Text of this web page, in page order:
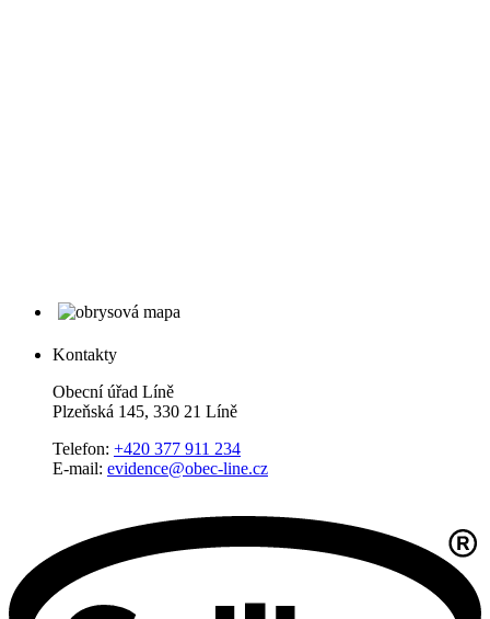
Kontakty
Obecní úřad Líně
Plzeňská 145, 330 21 Líně
Telefon: +420 377 911 234
E-mail: evidence@obec-line.cz